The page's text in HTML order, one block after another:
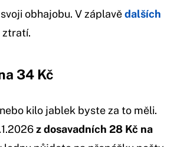
obhajobu. V záplavědalších
ztratí.
34 Kč
kilo jablek byste za to měli.
z dosavadních 28 Kč na